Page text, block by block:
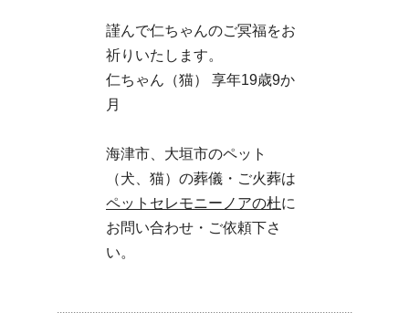
謹んで仁ちゃんのご冥福をお
祈りいたします。
仁ちゃん（猫） 享年19歳9か
月
海津市、大垣市のペット
（犬、猫）の葬儀・ご火葬は
ペットセレモニーノアの杜に
お問い合わせ・ご依頼下さ
い。